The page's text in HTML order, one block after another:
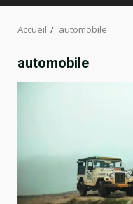
Accueil automobile
automobile